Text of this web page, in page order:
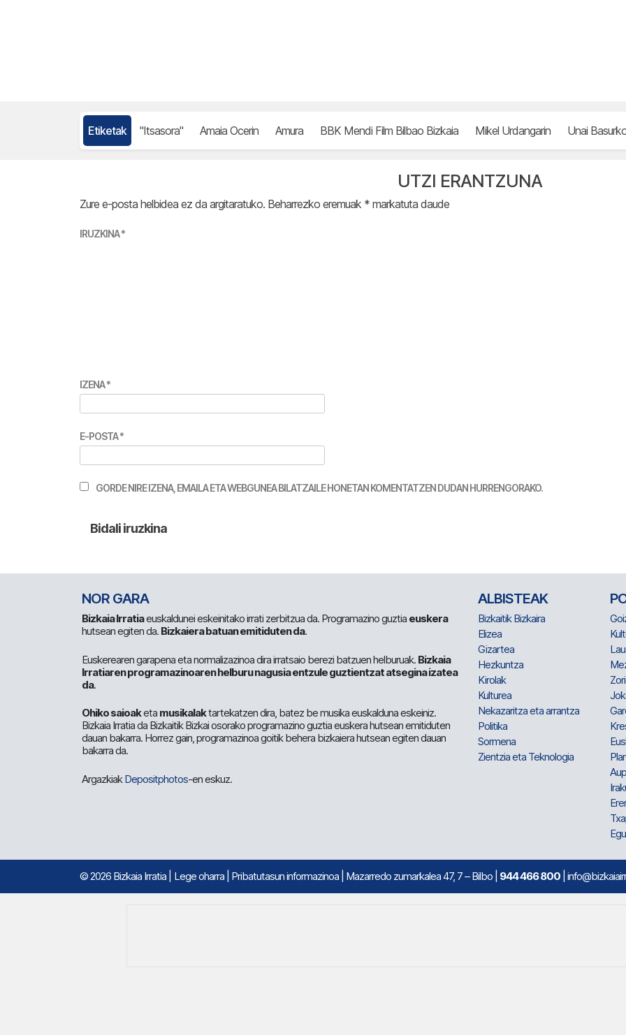
Etiketak "Itsasora" Amaia Ocerin Amura BBK Mendi Film Bilbao Bizkaia Mikel Urdangarin Unai
UTZI ERANTZUNA
Zure e-posta helbidea ez da argitaratuko. Beharrezko eremuak * markatuta daude
IRUZKINA*
IZENA*
E-POSTA*
GORDE NIRE IZENA, EMAILA ETA WEBGUNEA BILATZAILE HONETAN KOMENTATZEN DUDAN HURRENGORAKO.
NOR GARA
Bizkaia Irratiaeuskaldunei eskeinitako irrati zerbitzua da. Programazino guztia euskera
hutsean egiten da. Bizkaiera batuan emitiduten da.
Euskerearen garapena eta normalizazinoa dira irratsaio berezi batzuen helburuak. Bizkaia
Irratiaren programazinoaren helburu nagusia entzule guztientzat atsegina izatea
da.
Ohiko saioaketa musikalaktartekatzen dira, batez be musika euskalduna eskeiniz.
Bizkaia Irratia da Bizkaitik Bizkai osorako programazino guztia euskera hutsean emitiduten
dauan bakarra. Horrez gain, programazinoa goitik behera bizkaiera hutsean egiten dauan
bakarra da.
ArgazkiakDepositphotos-en eskuz.
ALBISTEAK
Bizkaitik Bizkaira
Elizea
Gizartea
Hezkuntza
Kirolak
Kulturea
Nekazaritza eta arrantza
Politika
Sormena
Zientzia eta Teknologia
© 2026 Bizkaia Irratia Lege oharra Pribatutasun informazinoa | Mazarredo zumarkalea 47, 7 – Bilbo | 944 466 800 |